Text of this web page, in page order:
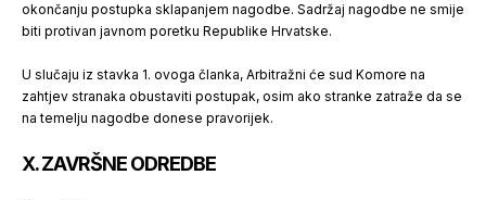
okončanju postupka sklapanjem nagodbe. Sadržaj nagodbe ne smije
biti protivan javnom poretku Republike Hrvatske.
U slučaju iz stavka 1. ovoga članka, Arbitražni će sud Komore na
zahtjev stranaka obustaviti postupak, osim ako stranke zatraže da se
na temelju nagodbe donese pravorijek.
X. ZAVRŠNE ODREDBE